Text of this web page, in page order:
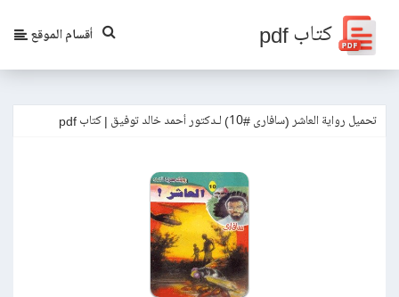
كتاب pdf أقسام الموقع
تحميل رواية العاشر (سافارى #10) لـدكتور أحمد خالد توفيق | كتاب pdf